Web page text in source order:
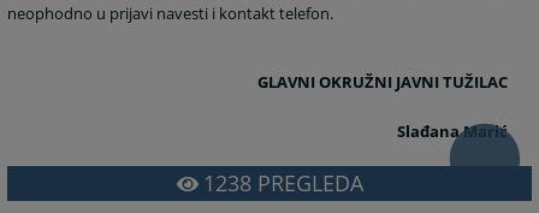
neophodno u prijavi navesti i kontakt telefon.
GLAVNI OKRUŽNI JAVNI TUŽILAC
Slađana Marić
1238PREGLEDA